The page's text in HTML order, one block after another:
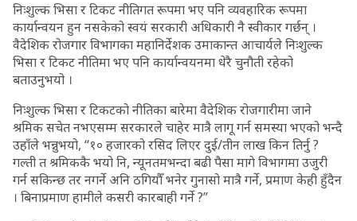
निःशुल्क भिसा र टिकट नीतिगत रूपमा भए पनि व्यवहारिक रूपमा
कार्यान्वयन हुन नसकेको स्वयं सरकारी अधिकारी नै स्वीकार गर्छन् ।
वैदेशिक रोजगार विभागका महानिर्देशक उमाकान्त आचार्यले निःशुल्क
भिसा र टिकट नीतिमा भए पनि कार्यान्वयनमा धेरै चुनौती रहेको
बताउनुभयो ।
निःशुल्क भिसा र टिकटको नीतिका बारेमा वैदेशिक रोजगारीमा जाने
श्रमिक सचेत नभएसम्म सरकारले चाहेर मात्रै लागू गर्न समस्या भएको भन्दै
उहाँले भन्नुभयो, “१० हजारको रसिद लिएर दुई/तीन लाख किन तिर्नु ?
गल्ती त श्रमिककै भयो नि, न्यूनतमभन्दा बढी पैसा मागे विभागमा उजुरी
गर्न सकिन्छ तर नगर्ने अनि ठगियौँ भनेर गुनासो मात्रै गर्ने, प्रमाण केही हुँदैन
। बिनाप्रमाण हामीले कसरी कारबाही गर्ने ?”